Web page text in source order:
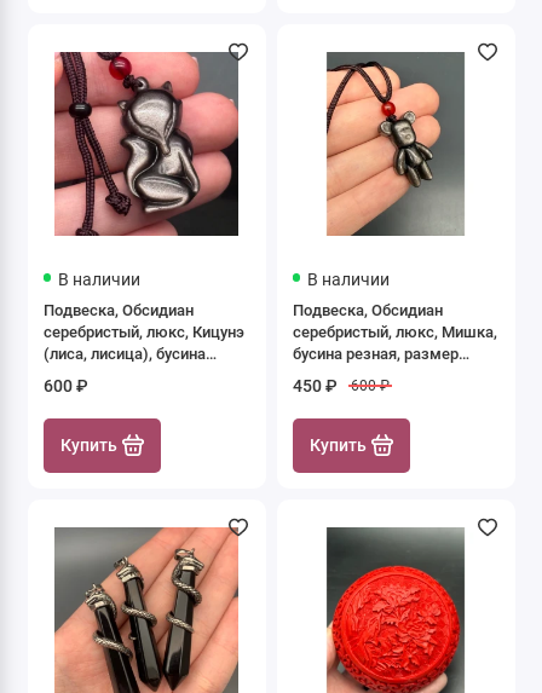
В наличии
Подвеска, Обсидиан
серебристый, люкс, Кицунэ
(лиса, лисица), бусина
цена за 1 шт.
600 ₽
Купить
В наличии
Подвеска, Обсидиан
серебристый, люкс, Мишка,
бусина резная, размер
450 ₽ 600 ₽
Купить